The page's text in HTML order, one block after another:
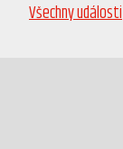
Všechny události